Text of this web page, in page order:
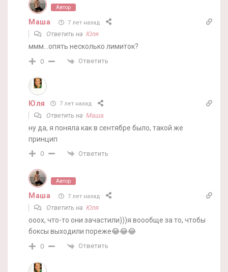
Автор
Маша 7 лет назад
Ответить на Юля
ммм…опять несколько лимиток?
0 Ответить
Юля 7 лет назад
Ответить на Маша
ну да, я поняла как в сентябре было, такой же
принцип
0 Ответить
Автор
Маша 7 лет назад
Ответить на Юля
ооох, что-то они зачастили)))я воообще за то, чтобы
боксы выходили пореже😂😂😂
0 Ответить